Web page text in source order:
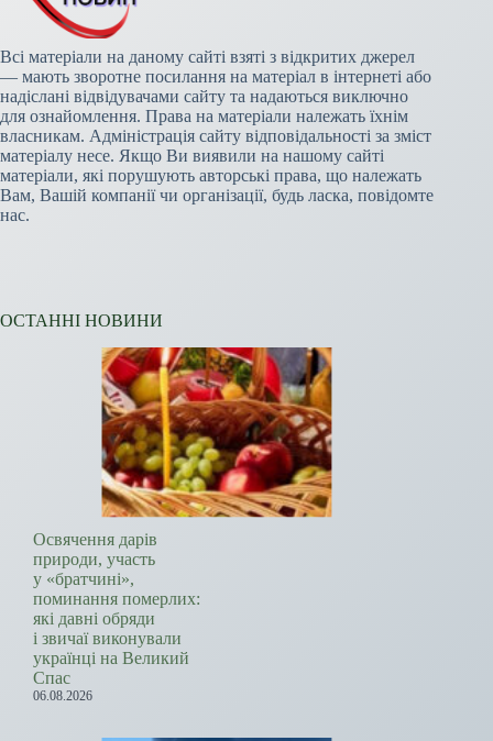
Всі матеріали на даному сайті взяті з відкритих джерел
— мають зворотне посилання на матеріал в інтернеті або
надіслані відвідувачами сайту та надаються виключно
для ознайомлення. Права на матеріали належать їхнім
власникам. Адміністрація сайту відповідальності за зміст
матеріалу несе. Якщо Ви виявили на нашому сайті
матеріали, які порушують авторські права, що належать
Вам, Вашій компанії чи організації, будь ласка, повідомте
нас.
ОСТАННІ НОВИНИ
Освячення дарів
природи, участь
у «братчині»,
поминання померлих:
які давні обряди
і звичаї виконували
українці на Великий
Спас
06.08.2026